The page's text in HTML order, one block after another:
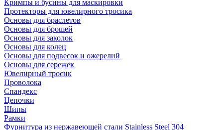
Кримпы и бусины для маскировки
Протекторы для ювелирного тросика
Основы для браслетов
Основы для брошей
Основы для заколок
Основы для колец
Основы для подвесок и ожерелий
Основы для сережек
Ювелирный тросик
Проволока
Спандекс
Цепочки
Шипы
Рамки
Фурнитура из нержавеющей стали Stainless Steel 304